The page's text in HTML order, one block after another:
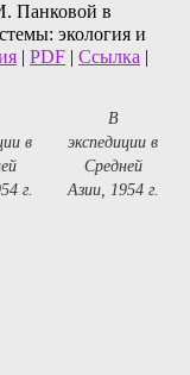
Панковой в
экология и
| PDF | Ссылка |
в
г.
В
экспедиции в
Средней
Азии, 1954 г.